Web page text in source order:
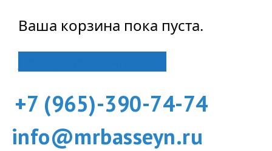
Ваша корзина пока пуста.
+7 (965)-390-74-74
info@mrbasseyn.ru